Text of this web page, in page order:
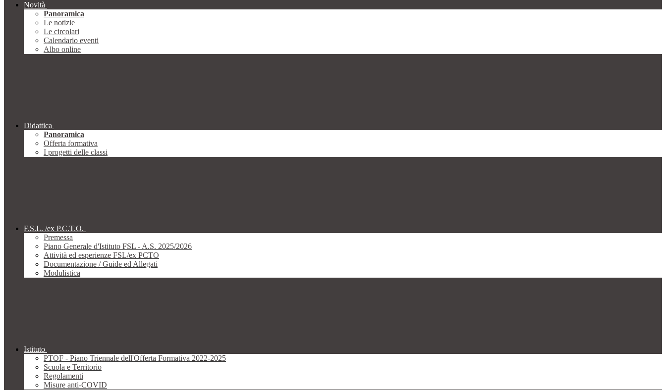
Novità
Panoramica
Le notizie
Le circolari
Calendario eventi
Albo online
Didattica
Panoramica
Offerta formativa
I progetti delle classi
F.S.L. /ex P.C.T.O.
Premessa
Piano Generale d'Istituto FSL - A.S. 2025/2026
Attività ed esperienze FSL/ex PCTO
Documentazione / Guide ed Allegati
Modulistica
Istituto
PTOF - Piano Triennale dell'Offerta Formativa 2022-2025
Scuola e Territorio
Regolamenti
Misure anti-COVID